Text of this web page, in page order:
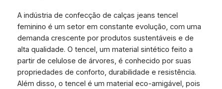
A indústria de confecção de calças jeans tencel
feminino é um setor em constante evolução, com uma
demanda crescente por produtos sustentáveis e de
alta qualidade. O tencel, um material sintético feito a
partir de celulose de árvores, é conhecido por suas
propriedades de conforto, durabilidade e resistência.
Além disso, o tencel é um material eco-amigável, pois